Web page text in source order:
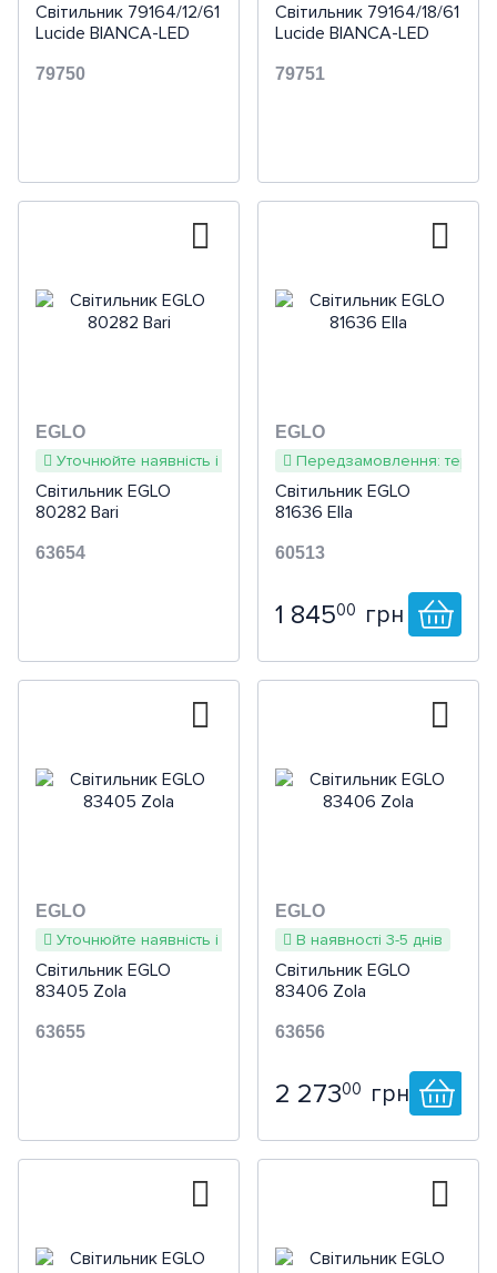
Світильник 79164/12/61
Lucide BIANCA-LED
79750
Світильник 79164/18/61
Lucide BIANCA-LED
79751
EGLO
Уточнюйте наявність і терміни
Світильник EGLO
80282 Bari
63654
EGLO
Передзамовлення: термін
Світильник EGLO
81636 Ella
60513
1 84500 грн
EGLO
Уточнюйте наявність і терміни
Світильник EGLO
83405 Zola
63655
EGLO
В наявності 3-5 днів
Світильник EGLO
83406 Zola
63656
2 27300 грн